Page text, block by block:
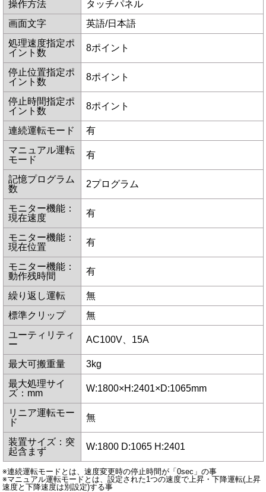
操作方法
タッチパネル
画面文字
英語/日本語
処理速度指定ポ
イント数
8ポイント
停止位置指定ポ
イント数
8ポイント
停止時間指定ポ
イント数
8ポイント
連続運転モード
有
マニュアル運転
モード
有
記憶プログラム
数
2プログラム
モニター機能：
現在速度
有
モニター機能：
現在位置
有
モニター機能：
動作残時間
有
繰り返し運転
無
標準クリップ
無
ユーティリティ
ー
AC100V、15A
最大可搬重量
3kg
最大処理サイ
ズ：mm
W:1800×H:2401×D:1065mm
リニア運転モー
ド
無
装置サイズ：突
起含まず
W:1800 D:1065 H:2401
※連続運転モードとは、速度変更時の停止時間が「0sec」の事
※マニュアル運転モードとは、設定された1つの速度で上昇・下降運転(上昇
速度と下降速度は別設定)する事